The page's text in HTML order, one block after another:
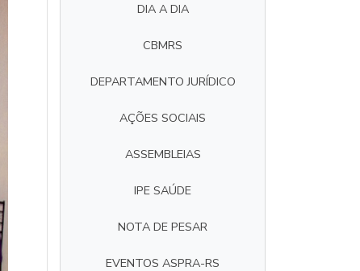
DIA A DIA
CBMRS
DEPARTAMENTO JURÍDICO
AÇÕES SOCIAIS
ASSEMBLEIAS
IPE SAÚDE
NOTA DE PESAR
EVENTOS ASPRA-RS